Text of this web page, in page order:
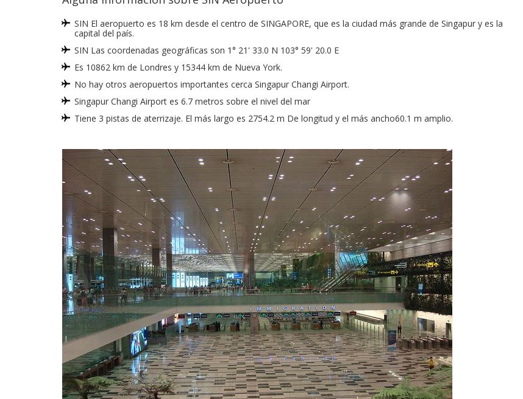
SIN El aeropuerto es 18 km desde el centro de SINGAPORE, que es la ciudad más grande de Singapur y es la
capital del paí­s.
SIN Las coordenadas geográficas son 1° 21' 33.0 N 103° 59' 20.0 E
Es 10862 km de Londres y 15344 km de Nueva York.
No hay otros aeropuertos importantes cerca Singapur Changi Airport.
Singapur Changi Airport es 6.7 metros sobre el nivel del mar
Tiene 3 pistas de aterrizaje. El más largo es 2754.2 m De longitud y el más ancho60.1 m amplio.